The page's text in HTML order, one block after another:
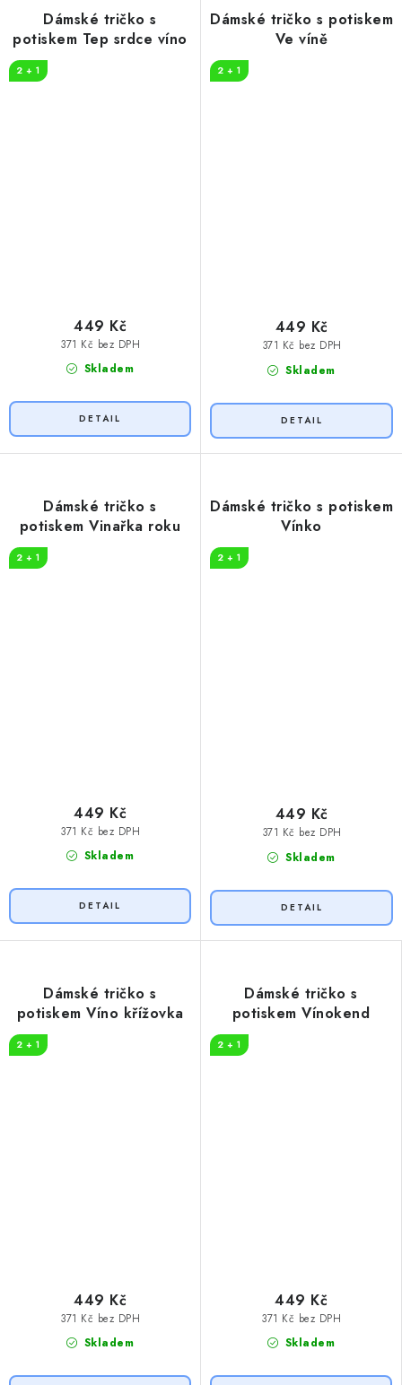
Dámské tričko s
potiskem Tep srdce víno
2 + 1
Skladem
371 Kč bez DPH
449 Kč
Dámské tričko s potiskem
Ve víně
2 + 1
Skladem
371 Kč bez DPH
449 Kč
Dámské tričko s
potiskem Vinařka roku
2 + 1
Skladem
371 Kč bez DPH
449 Kč
Dámské tričko s potiskem
Vínko
2 + 1
Skladem
371 Kč bez DPH
449 Kč
Dámské tričko s
potiskem Víno křížovka
2 + 1
Skladem
371 Kč bez DPH
449 Kč
Dámské tričko s
potiskem Vínokend
2 + 1
Skladem
371 Kč bez DPH
449 Kč